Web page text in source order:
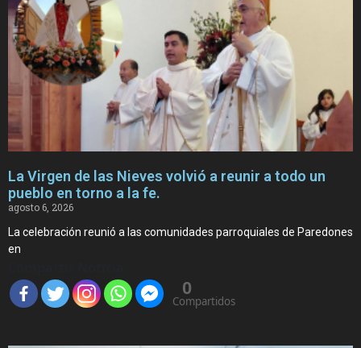
La Virgen de las Nieves volvió a reunir a todo un
pueblo en torno a la fe.
agosto 6, 2026
La celebración reunió a las comunidades parroquiales de Paredones
en
0
Compartidos